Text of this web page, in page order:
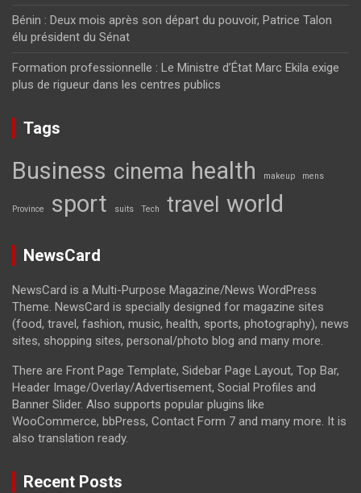
Bénin : Deux mois après son départ du pouvoir, Patrice Talon
élu président du Sénat
Formation professionnelle : Le Ministre d’État Marc Ekila exige
plus de rigueur dans les centres publics
Tags
Business cinema health makeup mens
Province sport suits Tech travel world
NewsCard
NewsCard is a Multi-Purpose Magazine/News WordPress
Theme. NewsCard is specially designed for magazine sites
(food, travel, fashion, music, health, sports, photography), news
sites, shopping sites, personal/photo blog and many more.
There are Front Page Template, Sidebar Page Layout, Top Bar,
Header Image/Overlay/Advertisement, Social Profiles and
Banner Slider. Also supports popular plugins like
WooCommerce, bbPress, Contact Form 7 and many more. It is
also translation ready.
Recent Posts